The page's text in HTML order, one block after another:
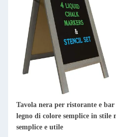
Tavola nera per ristorante e
legno di colore semplice in stile
semplice e utile